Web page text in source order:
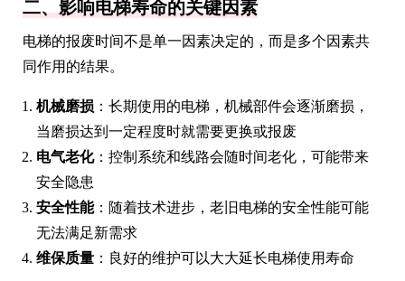
二、影响电梯寿命的关键因素
电梯的报废时间不是单一因素决定的，而是多个因素共
同作用的结果。
机械磨损 ：长期使用的电梯，机械部件会逐渐磨损，
当磨损达到一定程度时就需要更换或报废
电气老化：控制系统和线路会随时间老化，可能带来
安全隐患
安全性能：随着技术进步，老旧电梯的安全性能可能
无法满足新需求
维保质量 ：良好的维护可以大大延长电梯使用寿命